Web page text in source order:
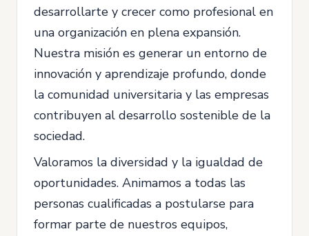
desarrollarte y crecer como profesional en
una organización en plena expansión.
Nuestra misión es generar un entorno de
innovación y aprendizaje profundo, donde
la comunidad universitaria y las empresas
contribuyen al desarrollo sostenible de la
sociedad.
Valoramos la diversidad y la igualdad de
oportunidades. Animamos a todas las
personas cualificadas a postularse para
formar parte de nuestros equipos,